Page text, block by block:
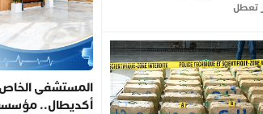
المستشفى الخاص
أكديطال..